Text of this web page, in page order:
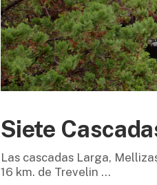
Siete
Las cascadas Larga,
16 km. de Trevelin